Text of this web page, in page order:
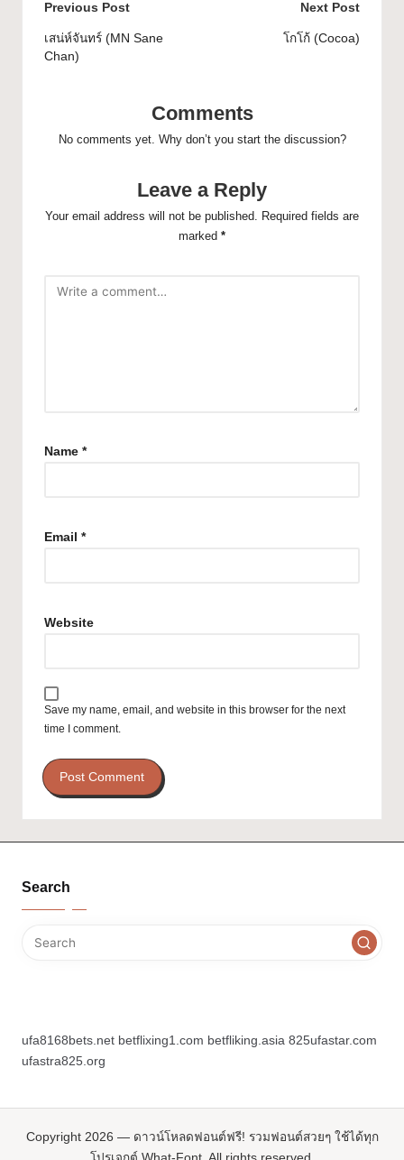
Previous Post
เสน่ห์จันทร์ (MN Sane
Chan)
Next Post
โกโก้ (Cocoa)
Comments
No comments yet. Why don’t you start the discussion?
Leave a Reply
Your email address will not be published. Required fields are
marked *
Name *
Email *
Website
Save my name, email, and website in this browser for the next
time I comment.
Search
ufa8168bets.net betflixing1.com betfliking.asia 825ufastar.com
ufastra825.org
Copyright 2026 — ดาวน์โหลดฟอนต์ฟรี! รวมฟอนต์สวยๆ ใช้ได้ทุก